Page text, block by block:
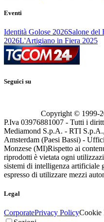
Eventi
Identità Golose 2026Salone del
2026L'Artigiano in Fiera 2025
Seguici su
Copyright © 1999-
P.Iva 03976881007 - Tutti i
Mediamond S.p.A. - RTI
Amsterdam (Paesi Bassi) -
Monzese (MI)Rispetto ai
riprodotti è vietata ogni
sistemi di intelligenza artificiale
espresso di utilizzare mezzi
Legal
CorporatePrivacy PolicyCookie